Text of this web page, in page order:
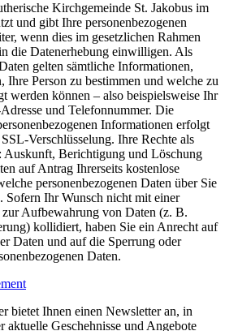
Kirchgemeinde St. Jakobus im
und gibt Ihre personenbezogenen
wenn dies im gesetzlichen Rahmen
die Datenerhebung einwilligen. Als
gelten sämtliche Informationen,
Ihre Person zu bestimmen und welche zu
werden können – also beispielsweise Ihr
und Telefonnummer. Die
Informationen erfolgt
Verschlüsselung. Ihre Rechte als
Auskunft, Berichtigung und Löschung
auf Antrag Ihrerseits kostenlose
personenbezogenen Daten über Sie
Sofern Ihr Wunsch nicht mit einer
Aufbewahrung von Daten (z. B.
kollidiert, haben Sie ein Anrecht auf
Daten und auf die Sperrung oder
Daten.
bietet Ihnen einen Newsletter an, in
aktuelle Geschehnisse und Angebote